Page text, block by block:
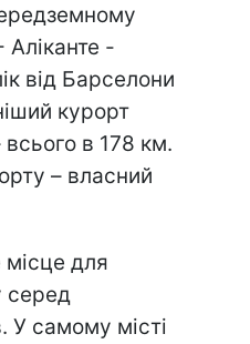
Аліканте -
від Барселони
курорт
всього в 178 км.
– власний
місце для
серед
У самому місті